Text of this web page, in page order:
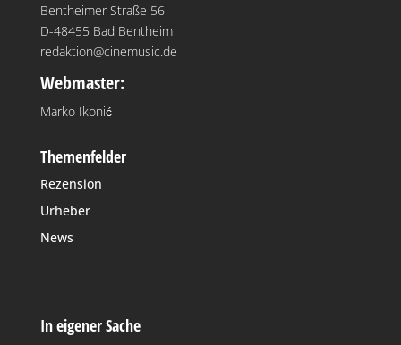
Bentheimer Straße 56
D-48455 Bad Bentheim
redaktion@cinemusic.de
Webmaster:
Marko Ikonić
Themenfelder
Rezension
Urheber
News
In eigener Sache